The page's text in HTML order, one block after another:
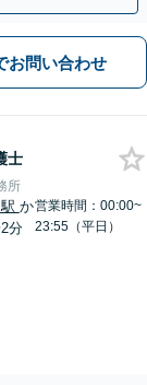
お問い合わせ
士
所
か
分
営業時間：00:00~
23:55（平日）